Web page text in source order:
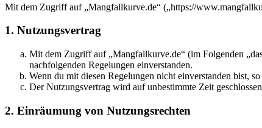
Mit dem Zugriff auf „Mangfallkurve.de“ („https://
1. Nutzungsvertrag
Mit dem Zugriff auf „Mangfallkurve.de“ (im Folgenden
nachfolgenden Regelungen einverstanden.
Wenn du mit diesen Regelungen nicht einverstanden bist,
Der Nutzungsvertrag wird auf unbestimmte Zeit
2. Einräumung von Nutzungsrechten